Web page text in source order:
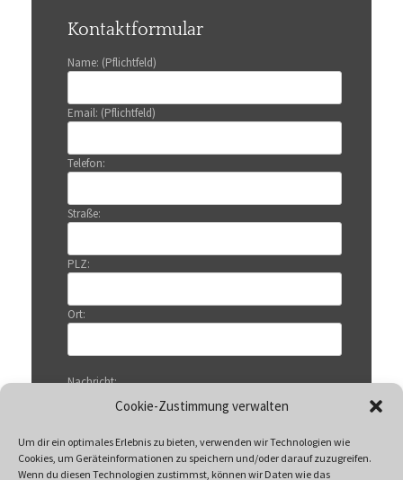
Cookie-Zustimmung verwalten
Um dir ein optimales Erlebnis zu bieten, verwenden wir Technologien wie
Cookies, um Geräteinformationen zu speichern und/oder darauf zuzugreifen.
Wenn du diesen Technologien zustimmst, können wir Daten wie das
Kontaktformular
Name: (Pflichtfeld)
Email: (Pflichtfeld)
Telefon:
Straße:
PLZ:
Ort:
Nachricht: